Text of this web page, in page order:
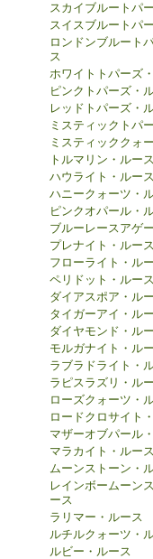
スカイブルートパ
スイスブルートパ
ロンドンブルート
ス
ホワイトトパーズ
ピンクトパーズ・
レッドトパーズ・
ミスティックトパ
ミスティッククォ
トルマリン・ルース
ハウライト・ルース
ハニークォーツ・
ピンクオパール・
ブルーレースアゲ
プレナイト・ルース
フローライト・ル
ペリドット・ルース
ダイアスポア・ル
タイガーアイ・ル
ダイヤモンド・ル
モルガナイト・ル
ラブラドライト・
ラピスラズリ・ル
ローズクォーツ・
ロードクロサイト
マザーオブパール
マラカイト・ルース
ムーンストーン・
レインボームーン
ース
ラリマー・ルース
ルチルクォーツ・
ルビー・ルース